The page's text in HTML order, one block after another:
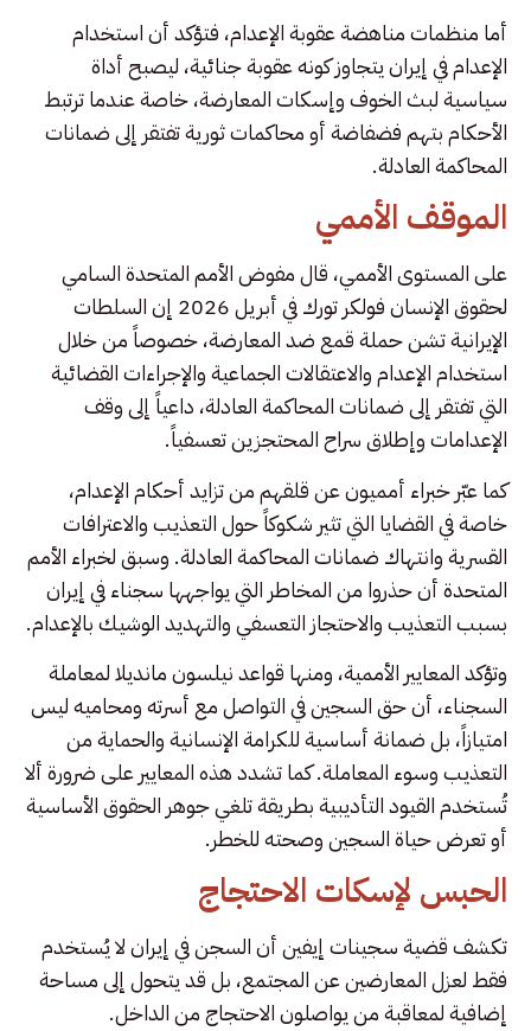
أما منظمات مناهضة عقوبة الإعدام، فتؤكد أن استخدام
الإعدام في إيران يتجاوز كونه عقوبة جنائية، ليصبح أداة
سياسية لبث الخوف وإسكات المعارضة، خاصة عندما ترتبط
الأحكام بتهم فضفاضة أو محاكمات ثورية تفتقر إلى ضمانات
المحاكمة العادلة.
الموقف الأممي
على المستوى الأممي، قال مفوض الأمم المتحدة السامي
لحقوق الإنسان فولكر تورك في أبريل 2026 إن السلطات
الإيرانية تشن حملة قمع ضد المعارضة، خصوصاً من خلال
استخدام الإعدام والاعتقالات الجماعية والإجراءات القضائية
التي تفتقر إلى ضمانات المحاكمة العادلة، داعياً إلى وقف
الإعدامات وإطلاق سراح المحتجزين تعسفياً.
كما عبّر خبراء أمميون عن قلقهم من تزايد أحكام الإعدام،
خاصة في القضايا التي تثير شكوكاً حول التعذيب والاعترافات
القسرية وانتهاك ضمانات المحاكمة العادلة. وسبق لخبراء الأمم
المتحدة أن حذروا من المخاطر التي يواجهها سجناء في إيران
بسبب التعذيب والاحتجاز التعسفي والتهديد الوشيك بالإعدام.
وتؤكد المعايير الأممية، ومنها قواعد نيلسون مانديلا لمعاملة
السجناء، أن حق السجين في التواصل مع أسرته ومحاميه ليس
امتيازاً، بل ضمانة أساسية للكرامة الإنسانية والحماية من
التعذيب وسوء المعاملة. كما تشدد هذه المعايير على ضرورة ألا
تُستخدم القيود التأديبية بطريقة تلغي جوهر الحقوق الأساسية
أو تعرض حياة السجين وصحته للخطر.
الحبس لإسكات الاحتجاج
تكشف قضية سجينات إيفين أن السجن في إيران لا يُستخدم
فقط لعزل المعارضين عن المجتمع، بل قد يتحول إلى مساحة
إضافية لمعاقبة من يواصلون الاحتجاج من الداخل.